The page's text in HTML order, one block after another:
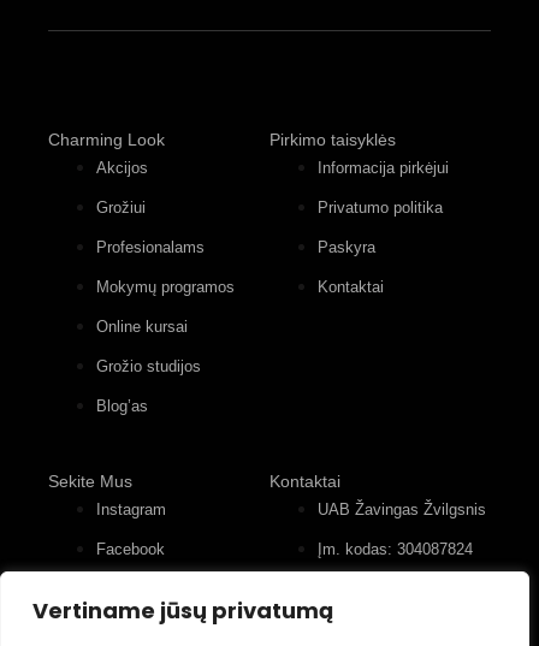
Vertiname jūsų privatumą
Charming Look
Akcijos
Grožiui
Profesionalams
Mokymų programos
Online kursai
Grožio studijos
Blog’as
Pirkimo taisyklės
Informacija pirkėjui
Privatumo politika
Paskyra
Kontaktai
Sekite Mus
Instagram
Facebook
Kontaktai
UAB Žavingas Žvilgsnis
Įm. kodas: 304087824